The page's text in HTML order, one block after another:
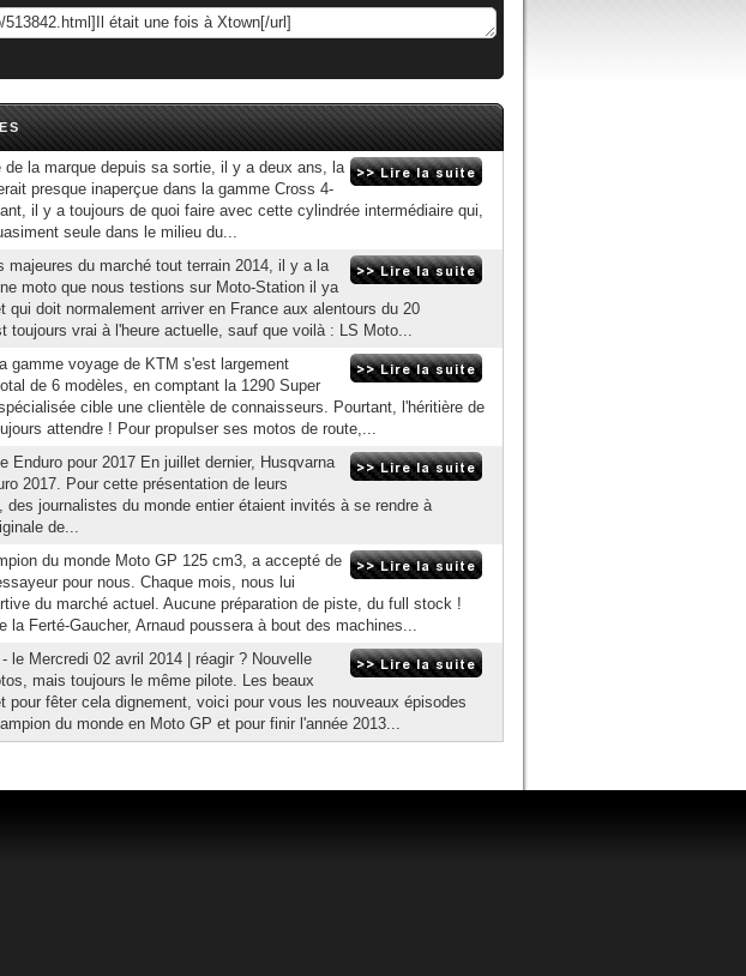
de la marque depuis sa sortie, il y a deux ans, la
presque inaperçue dans la gamme Cross 4-
il y a toujours de quoi faire avec cette cylindrée intermédiaire qui,
seule dans le milieu du...
majeures du marché tout terrain 2014, il y a la
moto que nous testions sur Moto-Station il ya
qui doit normalement arriver en France aux alentours du 20
toujours vrai à l'heure actuelle, sauf que voilà : LS Moto...
gamme voyage de KTM s'est largement
de 6 modèles, en comptant la 1290 Super
cible une clientèle de connaisseurs. Pourtant, l'héritière de
attendre ! Pour propulser ses motos de route,...
Enduro pour 2017 En juillet dernier, Husqvarna
2017. Pour cette présentation de leurs
des journalistes du monde entier étaient invités à se rendre à
de...
du monde Moto GP 125 cm3, a accepté de
pour nous. Chaque mois, nous lui
du marché actuel. Aucune préparation de piste, du full stock !
la Ferté-Gaucher, Arnaud poussera à bout des machines...
le Mercredi 02 avril 2014 | réagir ? Nouvelle
mais toujours le même pilote. Les beaux
pour fêter cela dignement, voici pour vous les nouveaux épisodes
du monde en Moto GP et pour finir l'année 2013...